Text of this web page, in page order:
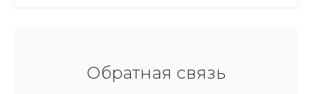
Обратная связь